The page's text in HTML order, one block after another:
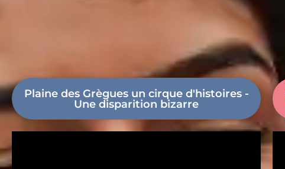
Plaine des Grègues un cirque d'histoires -
Une disparition bizarre